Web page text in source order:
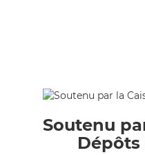
Soutenu
Dépôts